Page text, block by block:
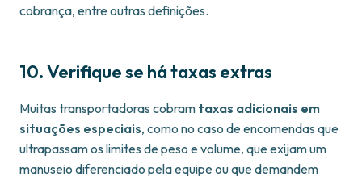
cobrança, entre outras definições.
10. Verifique se há taxas extras
Muitas transportadoras cobram taxas adicionais em
situações especiais, como no caso de encomendas que
ultrapassam os limites de peso e volume, que exijam um
manuseio diferenciado pela equipe ou que demandem